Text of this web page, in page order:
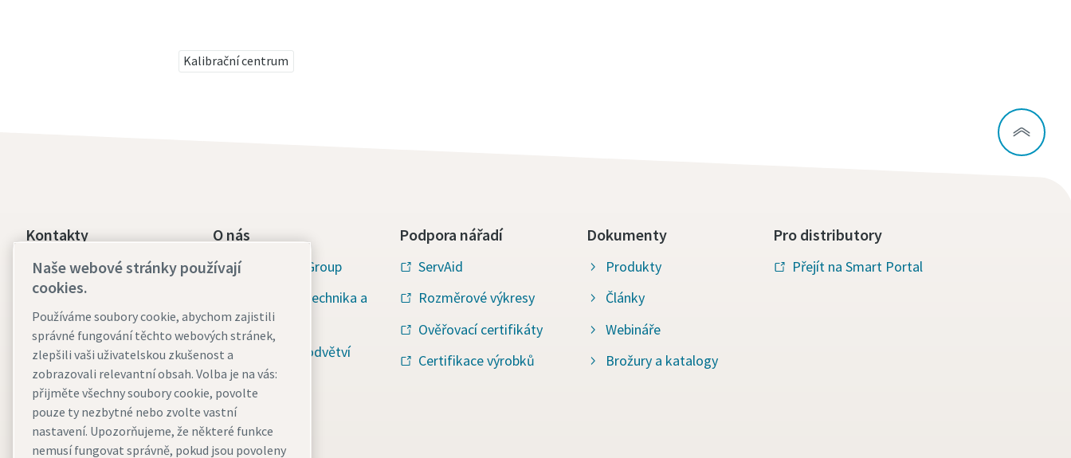
Kalibrační centrum
Kontakty
Divize Průmyslové nářadí
Atlas Copco Tools
V parku 2336/22
148 00 Praha 4 - Chodov
Zákaznická podpora:
+420 225 434 191
tools.info@atlascopco.c
om
O nás
Atlas Copco Group
Průmyslová technika a
nářadí
Průmyslová odvětví
Zaměstnání
Podpora nářadí
ServAid
Rozměrové výkresy
Ověřovací certifikáty
Certifikace výrobků
Dokumenty
Produkty
Články
Webináře
Brožury a katalogy
Pro distributory
Přejít na Smart Portal
Naše webové stránky používají
cookies.
Používáme soubory cookie, abychom zajistili
správné fungování těchto webových stránek,
zlepšili vaši uživatelskou zkušenost a
zobrazovali relevantní obsah. Volba je na vás:
přijměte všechny soubory cookie, povolte
pouze ty nezbytné nebo zvolte vastní
nastavení. Upozorňujeme, že některé funkce
nemusí fungovat správně, pokud jsou povoleny